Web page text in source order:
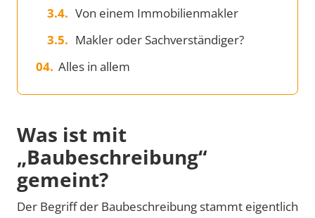
Von einem Immobilienmakler
Makler oder Sachverständiger?
Alles in allem
Was ist mit
„Baubeschreibung“
gemeint?
Der Begriff der Baubeschreibung stammt eigentlich